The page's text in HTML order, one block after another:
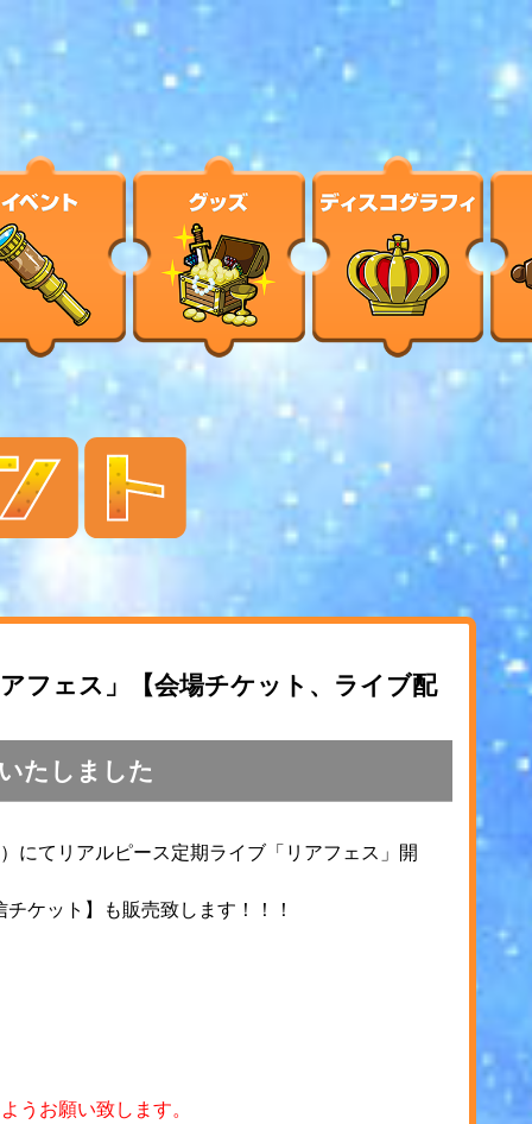
フェス」【会場チケット、ライブ配
たしました
にてリアルピース定期ライブ「リアフェス」開
ケット】も販売致します！！！
うお願い致します。